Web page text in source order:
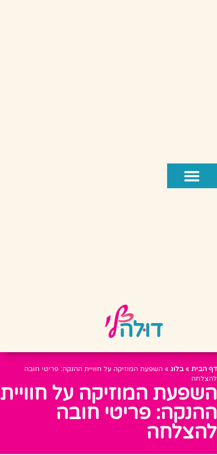
דף הבית » בלוג » השפעת המוזיקה על חוויית ההנקה: פריטי חובה
להצלחה
השפעת המוזיקה על חוויית
ההנקה: פריטי חובה
להצלחה